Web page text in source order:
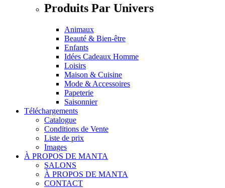
Produits Par Univers
Animaux
Beauté & Bien-être
Enfants
Idées Cadeaux Homme
Loisirs
Maison & Cuisine
Mode & Accessoires
Papeterie
Saisonnier
Téléchargements
Catalogue
Conditions de Vente
Liste de prix
Images
À PROPOS DE MANTA
SALONS
À PROPOS DE MANTA
CONTACT